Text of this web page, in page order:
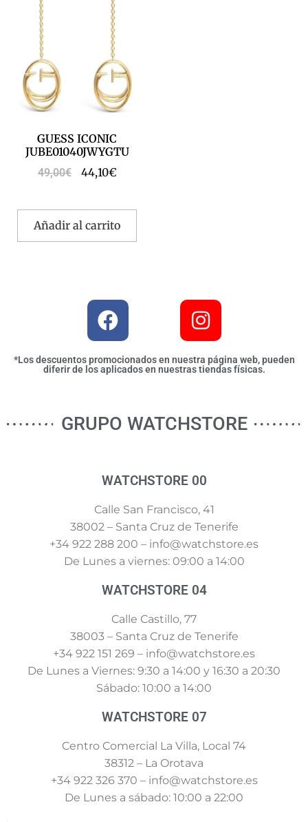
GUESS ICONIC
JUBE01040JWYGTU
49,00€ 44,10€
Añadir al carrito
*Los descuentos promocionados en nuestra página web, pueden
diferir de los aplicados en nuestras tiendas físicas.
GRUPO WATCHSTORE
WATCHSTORE 00
Calle San Francisco, 41
38002 – Santa Cruz de Tenerife
+34 922 288 200 – info@watchstore.es
De Lunes a viernes: 09:00 a 14:00
WATCHSTORE 04
Calle Castillo, 77
38003 – Santa Cruz de Tenerife
+34 922 151 269 – info@watchstore.es
De Lunes a Viernes: 9:30 a 14:00 y 16:30 a 20:30
Sábado: 10:00 a 14:00
WATCHSTORE 07
Centro Comercial La Villa, Local 74
38312 – La Orotava
+34 922 326 370 – info@watchstore.es
De Lunes a sábado: 10:00 a 22:00